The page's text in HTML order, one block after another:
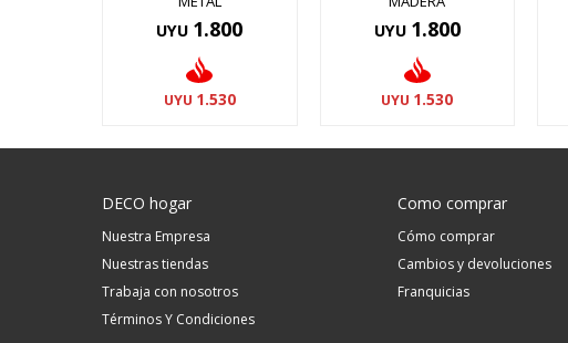
UYU 1.800
UYU 1.530
UYU 1.800
UYU 1.530
DECO hogar
Nuestra Empresa
Nuestras tiendas
Trabaja con nosotros
Términos Y Condiciones
Como comprar
Cómo comprar
Cambios y devoluciones
Franquicias